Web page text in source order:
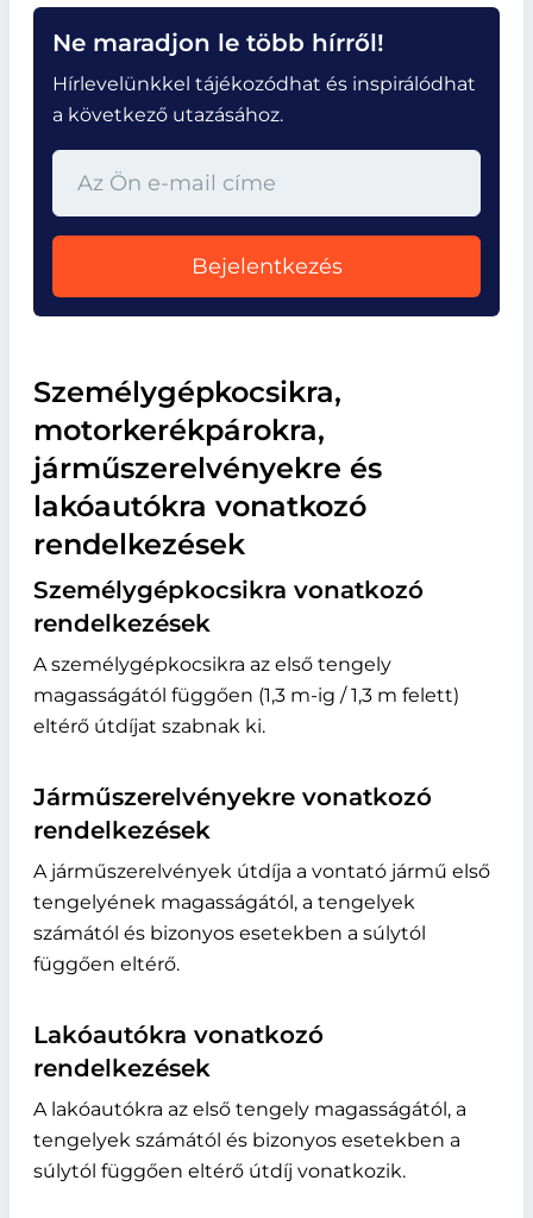
Ne maradjon le több hírről!
Hírlevelünkkel tájékozódhat és inspirálódhat
a következő utazásához.
Bejelentkezés
Személygépkocsikra,
motorkerékpárokra,
járműszerelvényekre és
lakóautókra vonatkozó
rendelkezések
Személygépkocsikra vonatkozó
rendelkezések
A személygépkocsikra az első tengely
magasságától függően (1,3 m-ig / 1,3 m felett)
eltérő útdíjat szabnak ki.
Járműszerelvényekre vonatkozó
rendelkezések
A járműszerelvények útdíja a vontató jármű első
tengelyének magasságától, a tengelyek
számától és bizonyos esetekben a súlytól
függően eltérő.
Lakóautókra vonatkozó
rendelkezések
A lakóautókra az első tengely magasságától, a
tengelyek számától és bizonyos esetekben a
súlytól függően eltérő útdíj vonatkozik.